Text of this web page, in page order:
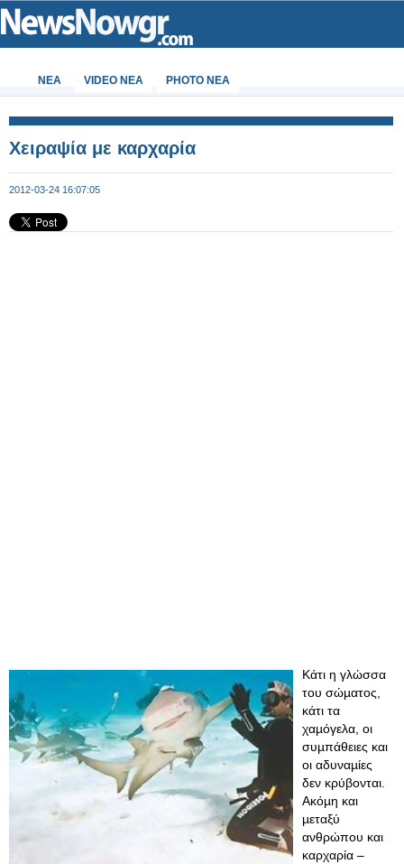
ΝΕΑ VIDEO NEA PHOTO NEA
Χειραψία με καρχαρία
2012-03-24 16:07:05
Κάτι η γλώσσα
του σώµατος,
κάτι τα
χαµόγελα, οι
συµπάθειες και
οι αδυναµίες
δεν κρύβονται.
Ακόµη και
µεταξύ
ανθρώπου και
καρχαρία –